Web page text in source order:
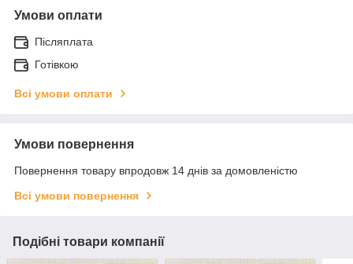
Умови оплати
Післяплата
Готівкою
Всі умови оплати
Умови повернення
Повернення товару впродовж 14 днів за домовленістю
Всі умови повернення
Подібні товари компанії